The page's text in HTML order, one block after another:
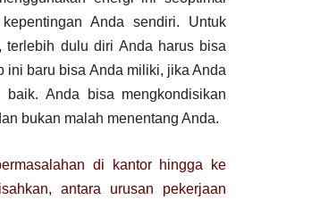
Anda sendiri. Untuk
terlebih dulu diri Anda harus bisa
ini baru bisa Anda miliki, jika Anda
Anda bisa mengkondisikan
bukan malah menentang Anda.
di kantor hingga ke
antara urusan pekerjaan